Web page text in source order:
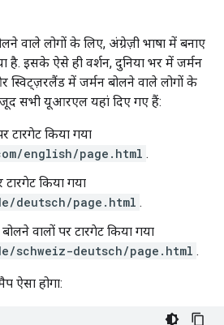
वाले लोगों के लिए, अंग्रेज़ी भाषा में बनाए
है. इसके ऐसे ही वर्शन, दुनिया भर में जर्मन
स्विट्ज़रलैंड में जर्मन बोलने वाले लोगों के
सभी यूआरएल यहां दिए गए हैं:
टारगेट किया गया
english/page.html .
टारगेट किया गया
deutsch/page.html .
वालों पर टारगेट किया गया
schweiz-deutsch/page.html .
ऐसा होगा: